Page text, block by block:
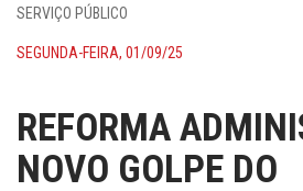
SERVIÇO PÚBLICO
SEGUNDA-FEIRA, 01/09/25
REFORMA
NOVO GOLPE DO